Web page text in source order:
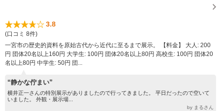
3.8
(口コミ 8件)
一宮市の歴史的資料を原始古代から近代に至るまで展示。 【料金】 大人: 200
円 団体20名以上160円 大学生: 100円 団体20名以上80円 高校生: 100円 団体20
名以上80円 中学生: 50円 団...
“静かな佇まい”
横井正一さんの特別展示がありましたので行ってきました。 平日だったので空いて
いました。 外観・展示場...
by まるさん